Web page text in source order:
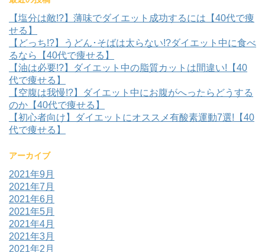
【塩分は敵!?】薄味でダイエット成功するには【40代で痩
せる】
【どっち!?】うどん･そばは太らない!?ダイエット中に食べ
るなら【40代で痩せる】
【油は必要!?】ダイエット中の脂質カットは間違い!【40
代で痩せる】
【空腹は我慢!?】ダイエット中にお腹がへったらどうする
のか【40代で痩せる】
【初心者向け】ダイエットにオススメ有酸素運動7選!【40
代で痩せる】
アーカイブ
2021年9月
2021年7月
2021年6月
2021年5月
2021年4月
2021年3月
2021年2月